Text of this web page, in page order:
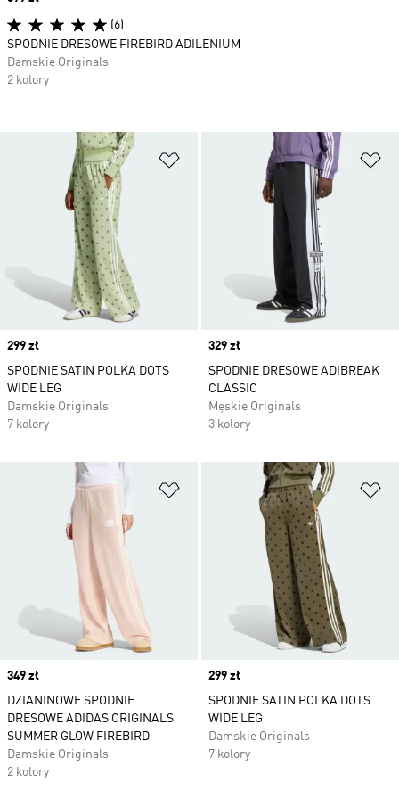
Dodaj do listy życzeń
Price
299 zł
SPODNIE SATIN POLKA DOTS
WIDE LEG
Damskie Originals
7 kolory
Price
329 zł
SPODNIE DRESOWE ADIBREAK
CLASSIC
Męskie Originals
3 kolory
Dodaj do listy życzeń
Price
349 zł
DZIANINOWE SPODNIE
DRESOWE ADIDAS ORIGINALS
SUMMER GLOW FIREBIRD
Damskie Originals
2 kolory
Price
299 zł
SPODNIE SATIN POLKA DOTS
WIDE LEG
Damskie Originals
7 kolory
(6)
SPODNIE DRESOWE FIREBIRD ADILENIUM
Damskie Originals
2 kolory